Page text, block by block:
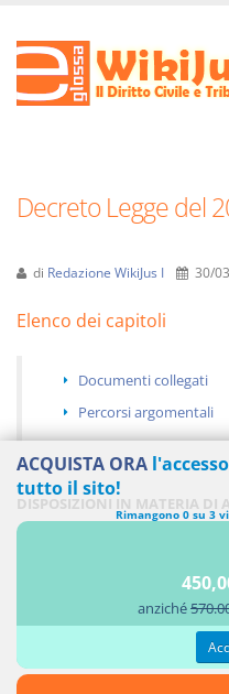
Decreto Legge del
di Redazione WikiJus I 30/
Elenco dei capitoli
Documenti collegati
Percorsi argomentali
DISPOSIZIONI IN MATERIA DI
ACQUISTA ORA l'accesso
tutto il sito!
Rimangono 0 su 3
anziché